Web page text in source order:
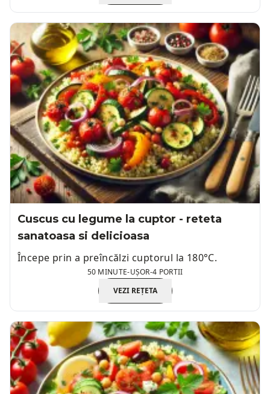
Cuscus cu legume la cuptor - reteta
sanatoasa si delicioasa
Începe prin a preîncălzi cuptorul la 180°C.
50 MINUTE-UȘOR-4 PORTII
VEZI REȚETA